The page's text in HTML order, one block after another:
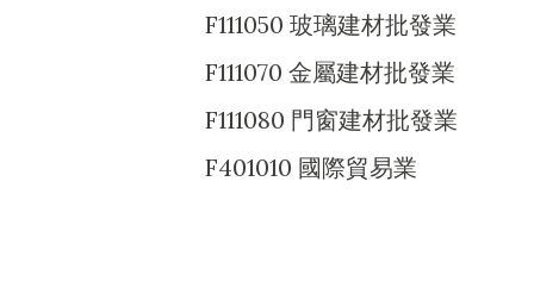
F111050 玻璃建材批發業
F111070 金屬建材批發業
F111080 門窗建材批發業
F401010 國際貿易業